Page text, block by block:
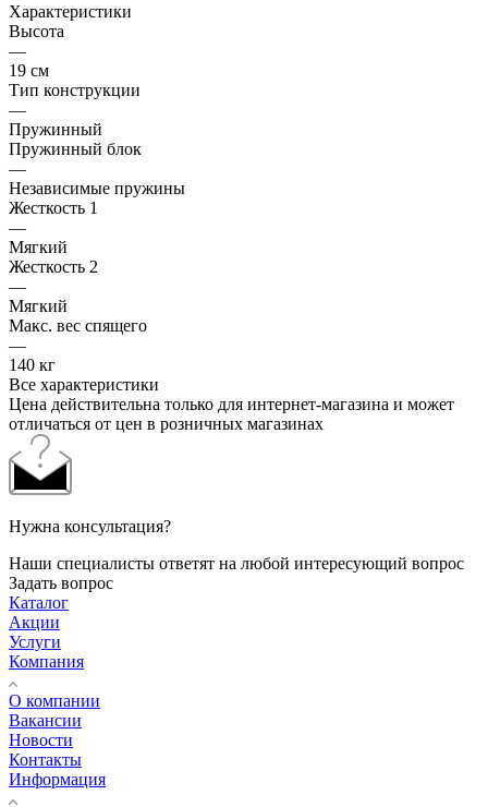
Характеристики
Высота
—
19 см
Тип конструкции
—
Пружинный
Пружинный блок
—
Независимые пружины
Жесткость 1
—
Мягкий
Жесткость 2
—
Мягкий
Макс. вес спящего
—
140 кг
Все характеристики
Цена действительна только для интернет-магазина и может
отличаться от цен в розничных магазинах
Нужна консультация?
Наши специалисты ответят на любой интересующий вопрос
Задать вопрос
Каталог
Акции
Услуги
Компания
О компании
Вакансии
Новости
Контакты
Информация